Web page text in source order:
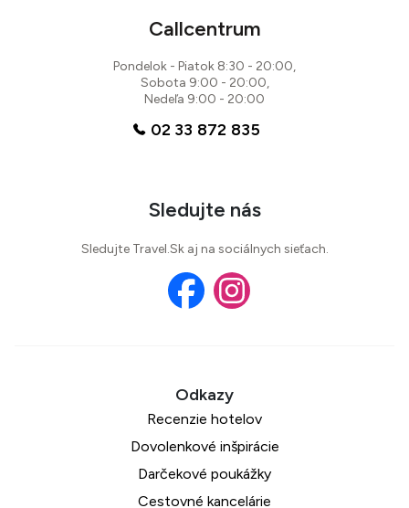
Callcentrum
Pondelok - Piatok 8:30 - 20:00,
Sobota 9:00 - 20:00,
Nedeľa 9:00 - 20:00
02 33 872 835
Sledujte nás
Sledujte Travel.Sk aj na sociálnych sieťach.
Recenzie hotelov
Dovolenkové inšpirácie
Darčekové poukážky
Cestovné kancelárie